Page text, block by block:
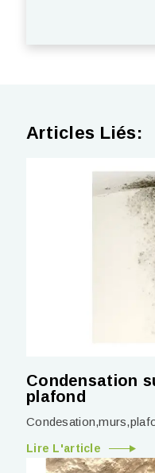
Articles Liés:
Condensation
plafond
Lire L'article